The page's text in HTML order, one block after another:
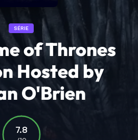
SÉRIE
of Thrones
Hosted by
O'Brien
7.8